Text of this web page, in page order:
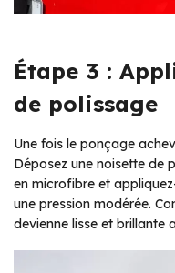
Étape 3 :
de polissage
Une fois le ponçage
Déposez une noisette de
en microfibre et
une pression modérée.
devienne lisse et brillante